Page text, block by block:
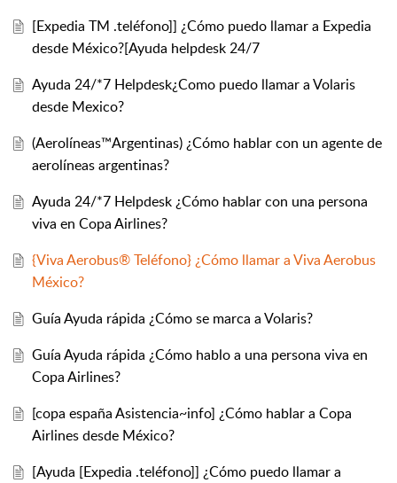
[Expedia TM .teléfono]] ¿Cómo puedo llamar a Expedia
desde México?[Ayuda helpdesk 24/7
Ayuda 24/*7 Helpdesk¿Como puedo llamar a Volaris
desde Mexico?
(Aerolíneas™Argentinas) ¿Cómo hablar con un agente de
aerolíneas argentinas?
Ayuda 24/*7 Helpdesk ¿Cómo hablar con una persona
viva en Copa Airlines?
{Viva Aerobus® Teléfono} ¿Cómo llamar a Viva Aerobus
México?
Guía Ayuda rápida ¿Cómo se marca a Volaris?
Guía Ayuda rápida ¿Cómo hablo a una persona viva en
Copa Airlines?
[copa españa Asistencia~info] ¿Cómo hablar a Copa
Airlines desde México?
[Ayuda [Expedia .teléfono]] ¿Cómo puedo llamar a